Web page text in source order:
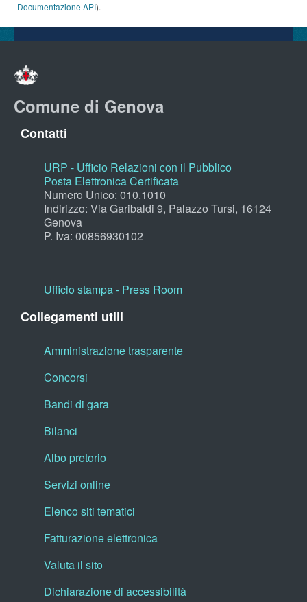
Documentazione API).
Comune di Genova
Contatti
URP - Ufficio Relazioni con il Pubblico
Posta Elettronica Certificata
Numero Unico: 010.1010
Indirizzo: Via Garibaldi 9, Palazzo Tursi, 16124
Genova
P. Iva: 00856930102
Ufficio stampa - Press Room
Collegamenti utili
Amministrazione trasparente
Concorsi
Bandi di gara
Bilanci
Albo pretorio
Servizi online
Elenco siti tematici
Fatturazione elettronica
Valuta il sito
Dichiarazione di accessibilità